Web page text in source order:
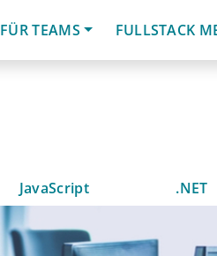
FÜR TEAMS
FULLSTACK
JavaScript .NET